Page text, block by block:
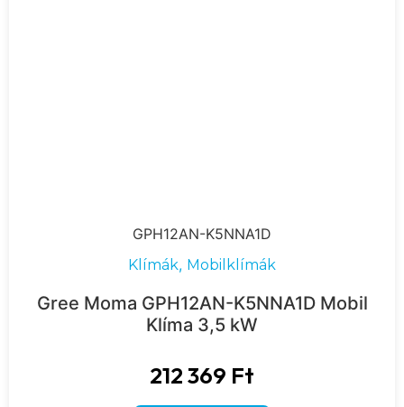
GPH12AN-K5NNA1D
Klímák, Mobilklímák
Gree Moma GPH12AN-K5NNA1D Mobil
Klíma 3,5 kW
212 369 Ft